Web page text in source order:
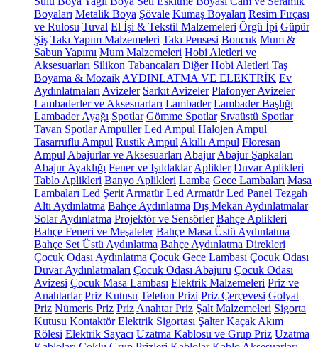
Boyaları Metalik Boya Şövale Kumaş Boyaları Resim Fırçası
ve Rulosu Tuval El İşi & Tekstil Malzemeleri Örgü İpi Güpür
Şiş Takı Yapım Malzemeleri Takı Pensesi Boncuk Mum &
Sabun Yapımı Mum Malzemeleri Hobi Aletleri ve
Aksesuarları Silikon Tabancaları Diğer Hobi Aletleri Taş
Boyama & Mozaik AYDINLATMA VE ELEKTRİK Ev
Aydınlatmaları Avizeler Sarkıt Avizeler Plafonyer Avizeler
Lambaderler ve Aksesuarları Lambader Lambader Başlığı
Lambader Ayağı Spotlar Gömme Spotlar Sıvaüstü Spotlar
Tavan Spotlar Ampuller Led Ampul Halojen Ampul
Tasarruflu Ampul Rustik Ampul Akıllı Ampul Floresan
Ampul Abajurlar ve Aksesuarları Abajur Abajur Şapkaları
Abajur Ayaklığı Fener ve Işıldaklar Aplikler Duvar Aplikleri
Tablo Aplikleri Banyo Aplikleri Lamba Gece Lambaları Masa
Lambaları Led Şerit Armatür Led Armatür Led Panel Tezgah
Altı Aydınlatma Bahçe Aydınlatma Dış Mekan Aydınlatmalar
Solar Aydınlatma Projektör ve Sensörler Bahçe Aplikleri
Bahçe Feneri ve Meşaleler Bahçe Masa Üstü Aydınlatma
Bahçe Set Üstü Aydınlatma Bahçe Aydınlatma Direkleri
Çocuk Odası Aydınlatma Çocuk Gece Lambası Çocuk Odası
Duvar Aydınlatmaları Çocuk Odası Abajuru Çocuk Odası
Avizesi Çocuk Masa Lambası Elektrik Malzemeleri Priz ve
Anahtarlar Priz Kutusu Telefon Prizi Priz Çerçevesi Golyat
Priz Nümeris Priz Priz Anahtar Priz Şalt Malzemeleri Sigorta
Kutusu Kontaktör Elektrik Sigortası Şalter Kaçak Akım
Rölesi Elektrik Sayacı Uzatma Kablosu ve Grup Priz Uzatma